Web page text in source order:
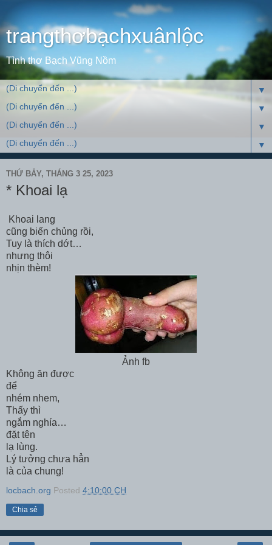
trangthơbạchxuânlộc
Tình thơ Bạch Vũng Nồm
▼
▼
▼
▼
THỨ BẢY, THÁNG 3 25, 2023
* Khoai lạ
Khoai lang
cũng biến chủng rồi,
Tuy là thích dớt…
nhưng thôi
nhịn thèm!
Ảnh fb
Không ăn được
để
nhém nhem,
Thấy thì
ngắm nghía…
đặt tên
lạ lùng.
Lý tưởng chưa hẳn
là của chung!
locbach.org Posted 4:10:00 CH
Chia sẻ